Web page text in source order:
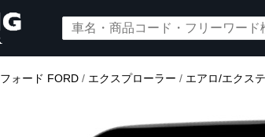
フォード FORD / エクスプローラー / エアロ/エクス